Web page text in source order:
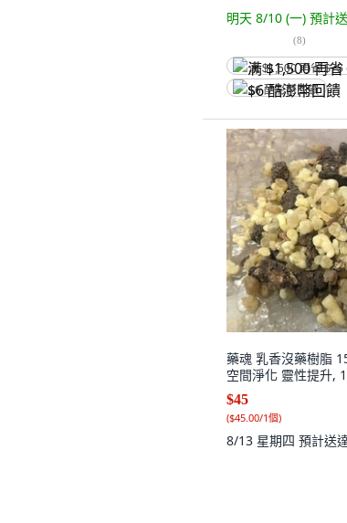
明天 8/10 (一) 預計
(8)
满 $1,500 再省 $75
$6 酷澎幣回饋
藥魂 乳香沒藥樹脂
空間淨化 靈性提升,
$45
($45.00/1個)
8/13 星期四 預計送